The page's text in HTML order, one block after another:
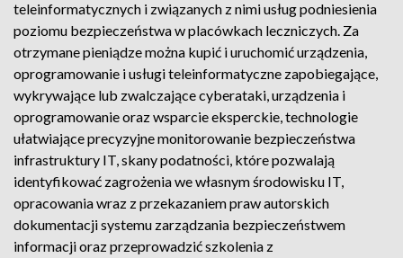
teleinformatycznych i związanych z nimi usług podniesienia
poziomu bezpieczeństwa w placówkach leczniczych. Za
otrzymane pieniądze można kupić i uruchomić urządzenia,
oprogramowanie i usługi teleinformatyczne zapobiegające,
wykrywające lub zwalczające cyberataki, urządzenia i
oprogramowanie oraz wsparcie eksperckie, technologie
ułatwiające precyzyjne monitorowanie bezpieczeństwa
infrastruktury IT, skany podatności, które pozwalają
identyfikować zagrożenia we własnym środowisku IT,
opracowania wraz z przekazaniem praw autorskich
dokumentacji systemu zarządzania bezpieczeństwem
informacji oraz przeprowadzić szkolenia z